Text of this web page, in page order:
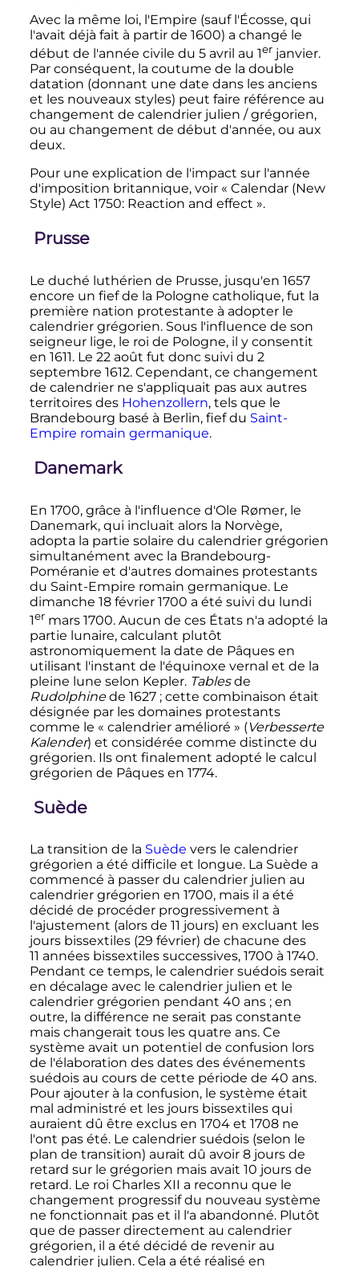
Avec la même loi, l'Empire (sauf l'Écosse, qui
l'avait déjà fait à partir de 1600) a changé le
début de l'année civile du 5 avril au 1er janvier.
Par conséquent, la coutume de la double
datation (donnant une date dans les anciens
et les nouveaux styles) peut faire référence au
changement de calendrier julien / grégorien,
ou au changement de début d'année, ou aux
deux.
Pour une explication de l'impact sur l'année
d'imposition britannique, voir « Calendar (New
Style) Act 1750: Reaction and effect ».
Prusse
Le duché luthérien de Prusse, jusqu'en 1657
encore un fief de la Pologne catholique, fut la
première nation protestante à adopter le
calendrier grégorien. Sous l'influence de son
seigneur lige, le roi de Pologne, il y consentit
en 1611. Le 22 août fut donc suivi du 2
septembre 1612. Cependant, ce changement
de calendrier ne s'appliquait pas aux autres
territoires des Hohenzollern, tels que le
Brandebourg basé à Berlin, fief du Saint-
Empire romain germanique.
Danemark
En 1700, grâce à l'influence d'Ole Rømer, le
Danemark, qui incluait alors la Norvège,
adopta la partie solaire du calendrier grégorien
simultanément avec la Brandebourg-
Poméranie et d'autres domaines protestants
du Saint-Empire romain germanique. Le
dimanche 18 février 1700 a été suivi du lundi
1ermars 1700. Aucun de ces États n'a adopté la
partie lunaire, calculant plutôt
astronomiquement la date de Pâques en
utilisant l'instant de l'équinoxe vernal et de la
pleine lune selon Kepler. Tablesde
Rudolphinede 1627 ; cette combinaison était
désignée par les domaines protestants
comme le « calendrier amélioré » (Verbesserte
Kalender) et considérée comme distincte du
grégorien. Ils ont finalement adopté le calcul
grégorien de Pâques en 1774.
Suède
La transition de la Suède vers le calendrier
grégorien a été difficile et longue. La Suède a
commencé à passer du calendrier julien au
calendrier grégorien en 1700, mais il a été
décidé de procéder progressivement à
l'ajustement (alors de 11 jours) en excluant les
jours bissextiles (29 février) de chacune des
11 annéesbissextiles successives, 1700 à 1740.
Pendant ce temps, le calendrier suédois serait
en décalage avec le calendrier julien et le
calendrier grégorien pendant 40 ans ; en
outre, la différence ne serait pas constante
mais changerait tous les quatre ans. Ce
système avait un potentiel de confusion lors
de l'élaboration des dates des événements
suédois au cours de cette période de 40 ans.
Pour ajouter à la confusion, le système était
mal administré et les jours bissextiles qui
auraient dû être exclus en 1704 et 1708 ne
l'ont pas été. Le calendrier suédois (selon le
plan de transition) aurait dû avoir 8 joursde
retard sur le grégorien mais avait 10 joursde
retard. Le roi Charles XII a reconnu que le
changement progressif du nouveau système
ne fonctionnait pas et il l'a abandonné. Plutôt
que de passer directement au calendrier
grégorien, il a été décidé de revenir au
calendrier julien. Cela a été réalisé en